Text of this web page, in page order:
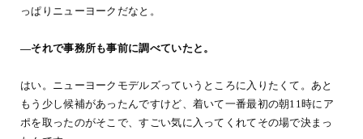
っぱりニューヨークだなと。
―それで事務所も事前に調べていたと。
はい。ニューヨークモデルズっていうところに入りたくて。あと
もう少し候補があったんですけど、着いて一番最初の朝11時にア
ポを取ったのがそこで、すごい気に入ってくれてその場で決まっ